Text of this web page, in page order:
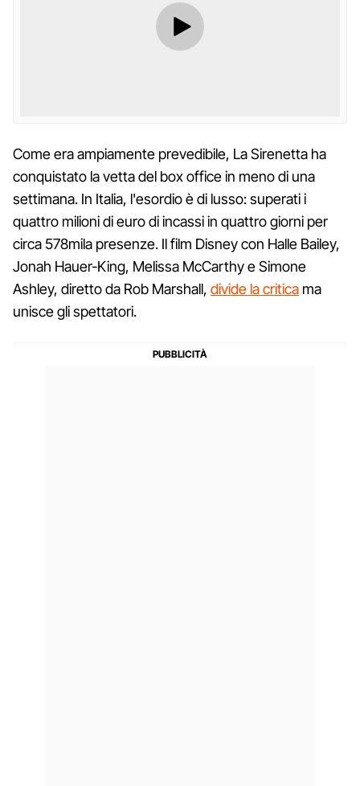
Come era ampiamente prevedibile, La Sirenetta ha
conquistato la vetta del box office in meno di una
settimana. In Italia, l'esordio è di lusso: superati i
quattro milioni di euro di incassi in quattro giorni per
circa 578mila presenze. Il film Disney con Halle Bailey,
Jonah Hauer-King, Melissa McCarthy e Simone
Ashley, diretto da Rob Marshall, divide la critica ma
unisce gli spettatori.